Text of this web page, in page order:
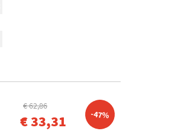
€ 62,86
€ 33,31 -47%